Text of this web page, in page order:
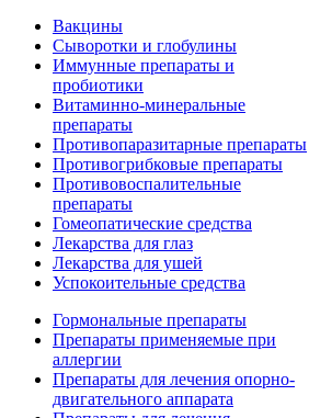
Вакцины
Сыворотки и глобулины
Иммунные препараты и
пробиотики
Витаминно-минеральные
препараты
Противопаразитарные препараты
Противогрибковые препараты
Противовоспалительные
препараты
Гомеопатические средства
Лекарства для глаз
Лекарства для ушей
Успокоительные средства
Гормональные препараты
Препараты применяемые при
аллергии
Препараты для лечения опорно-
двигательного аппарата